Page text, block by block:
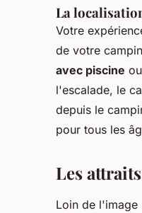
La
Votre
de votre
avec piscine
l'escalade, le
depuis le
pour tous les
Les
Loin de